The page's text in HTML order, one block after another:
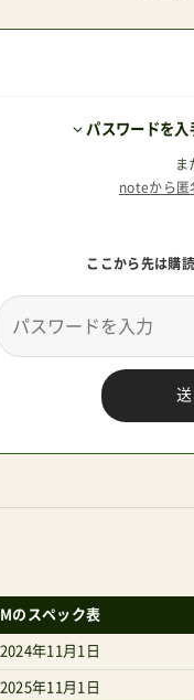
パスワードを入
ま
noteから匿
ここから先は購
のスペック表
2024年11月1日
2025年11月1日